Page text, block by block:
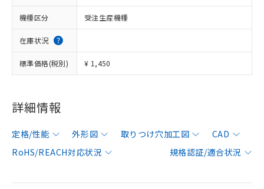
機種区分 受注生産機種
在庫状況
標準価格(税別) ¥ 1,450
詳細情報
定格/性能 外形図 取りつけ穴加工図
CAD
RoHS/REACH対応状況
規格認証/適合状況